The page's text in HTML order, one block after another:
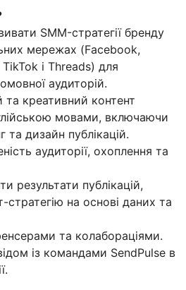
SMM-стратегії бренду
мережах (Facebook,
і Threads) для
аудиторій.
креативний контент
мовами, включаючи
та дизайн публікацій.
аудиторії, охоплення та
результати публікацій,
стратегію на основі даних та
та колабораціями.
із командами SendPulse в